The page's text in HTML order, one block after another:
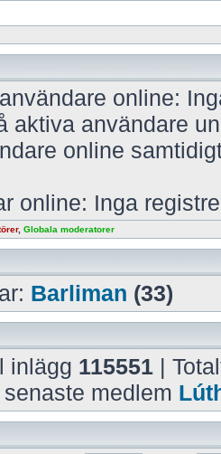
användare online:
aktiva användare
online
online: Inga
, Globala moderatorer
Barliman (33)
inlägg 115551 |
senaste medlem